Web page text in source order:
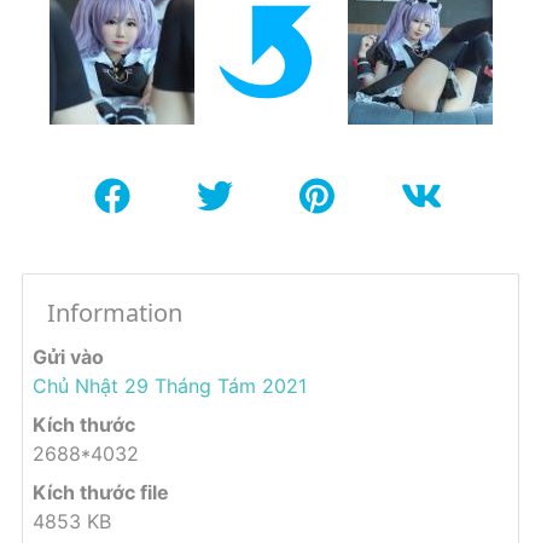
Information
Gửi vào
Chủ Nhật 29 Tháng Tám 2021
Kích thước
2688*4032
Kích thước file
4853 KB